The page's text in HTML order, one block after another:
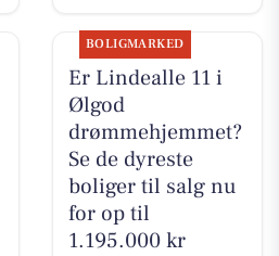
BOLIGMARKED
Er Lindealle 11 i
Ølgod
drømmehjemmet?
Se de dyreste
boliger til salg nu
for op til
1.195.000 kr